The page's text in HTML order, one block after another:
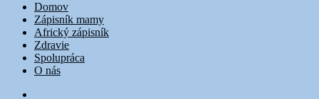
Domov
Zápisník mamy
Africký zápisník
Zdravie
Spolupráca
O nás